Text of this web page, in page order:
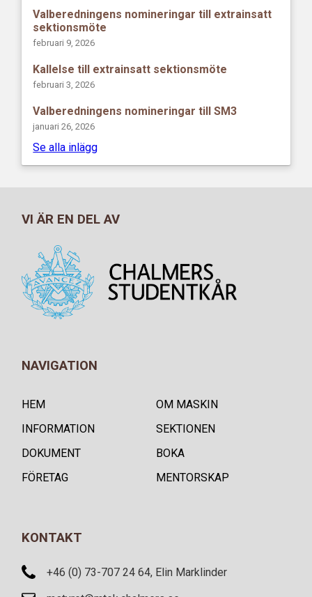
Valberedningens nomineringar till extrainsatt
sektionsmöte
februari 9, 2026
Kallelse till extrainsatt sektionsmöte
februari 3, 2026
Valberedningens nomineringar till SM3
januari 26, 2026
Se alla inlägg
VI ÄR EN DEL AV
NAVIGATION
HEM
OM MASKIN
INFORMATION
SEKTIONEN
DOKUMENT
BOKA
FÖRETAG
MENTORSKAP
KONTAKT
+46 (0) 73-707 24 64, Elin Marklinder